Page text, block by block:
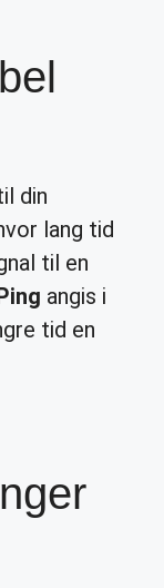
din
lang tid
til en
angis i
tid en